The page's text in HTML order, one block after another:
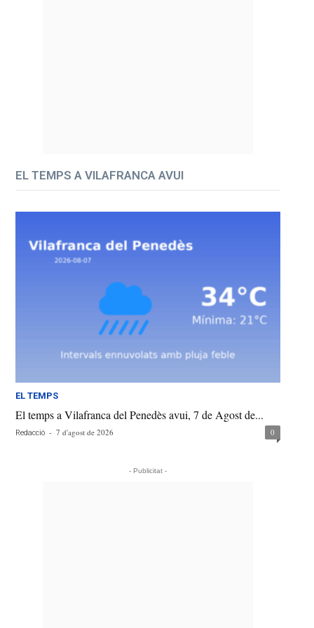
EL TEMPS A VILAFRANCA AVUI
EL TEMPS
El temps a Vilafranca del Penedès avui, 7 de Agost de...
Redacció - 7 d'agost de 2026 0
- Publicitat -